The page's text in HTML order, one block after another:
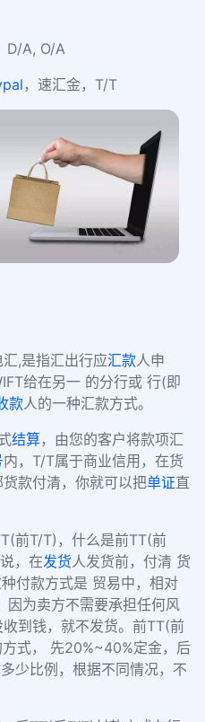
D/A, O/A
，速汇金，T/T
,是指汇出行应汇款人申
给在另一 的分行或 行(即
款人的一种汇款方式。
结算，由您的客户将款项汇
内，T/T属于商业信用，在货
款付清，你就可以把单证直
前T/T)，什么是前TT(前
，在发货 人发货前，付清 货
付款方式是 贸易中，相对
因为卖方不需要承担任何风
到钱，就不发货。前TT(前
式， 先20%~40%定金，后
少比例，根据不同情况，不